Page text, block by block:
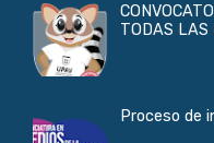
TODAS LAS
Proceso de